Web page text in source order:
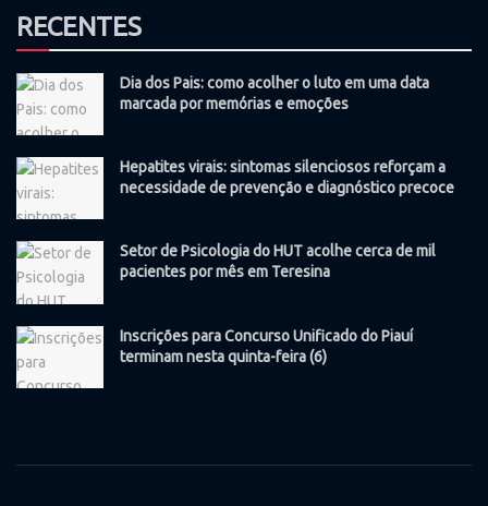
RECENTES
Dia dos Pais: como acolher o luto em uma data
marcada por memórias e emoções
Hepatites virais: sintomas silenciosos reforçam a
necessidade de prevenção e diagnóstico precoce
Setor de Psicologia do HUT acolhe cerca de mil
pacientes por mês em Teresina
Inscrições para Concurso Unificado do Piauí
terminam nesta quinta-feira (6)